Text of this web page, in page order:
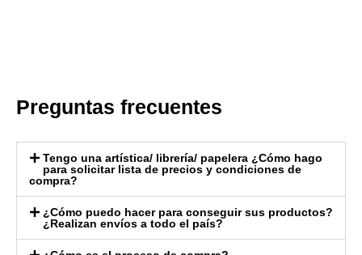
Preguntas frecuentes
Tengo una artística/ librería/ papelera ¿Cómo hago
para solicitar lista de precios y condiciones de
compra?
¿Cómo puedo hacer para conseguir sus productos?
¿Realizan envíos a todo el país?